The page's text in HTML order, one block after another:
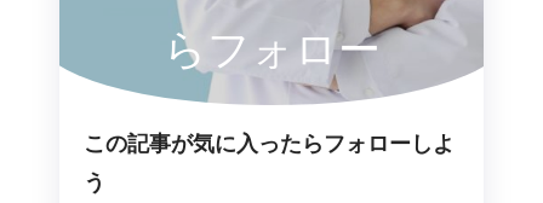
らフォロー
この記事が気に入ったらフォローしよ
う